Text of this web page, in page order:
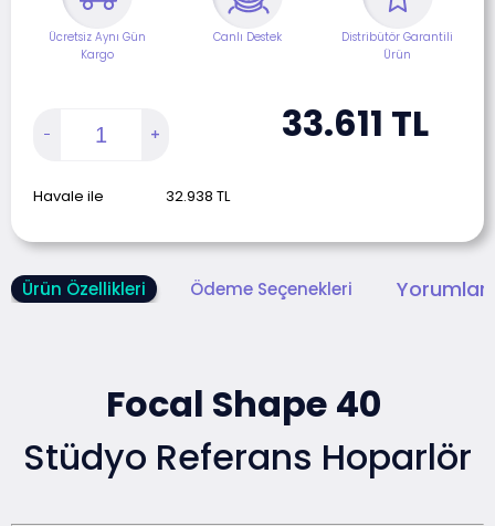
Ücretsiz Aynı Gün
Kargo
Canlı Destek
Distribütör Garantili
Ürün
33.611 TL
Havale ile 32.938 TL
Ürün Özellikleri Ödeme Seçenekleri
Focal Shape 40
Stüdyo Referans Hoparlör